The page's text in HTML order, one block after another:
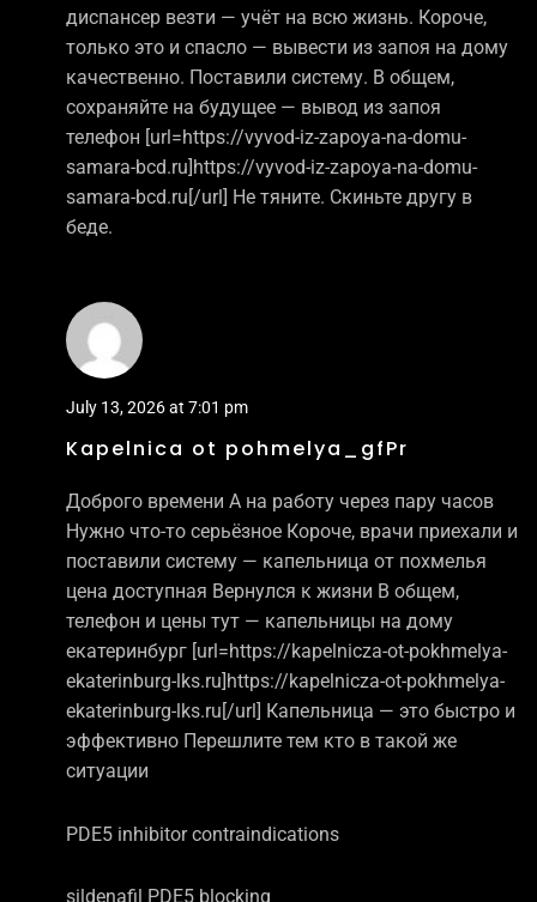
диспансер везти — учёт на всю жизнь. Короче,
только это и спасло — вывести из запоя на дому
качественно. Поставили систему. В общем,
сохраняйте на будущее — вывод из запоя
телефон [url=https://vyvod-iz-zapoya-na-domu-
samara-bcd.ru]https://vyvod-iz-zapoya-na-domu-
samara-bcd.ru[/url] Не тяните. Скиньте другу в
беде.
July 13, 2026 at 7:01 pm
Kapelnica ot pohmelya_gfPr
Доброго времени А на работу через пару часов
Нужно что-то серьёзное Короче, врачи приехали и
поставили систему — капельница от похмелья
цена доступная Вернулся к жизни В общем,
телефон и цены тут — капельницы на дому
екатеринбург [url=https://kapelnicza-ot-pokhmelya-
ekaterinburg-lks.ru]https://kapelnicza-ot-pokhmelya-
ekaterinburg-lks.ru[/url] Капельница — это быстро и
эффективно Перешлите тем кто в такой же
ситуации
PDE5 inhibitor contraindications
sildenafil PDE5 blocking